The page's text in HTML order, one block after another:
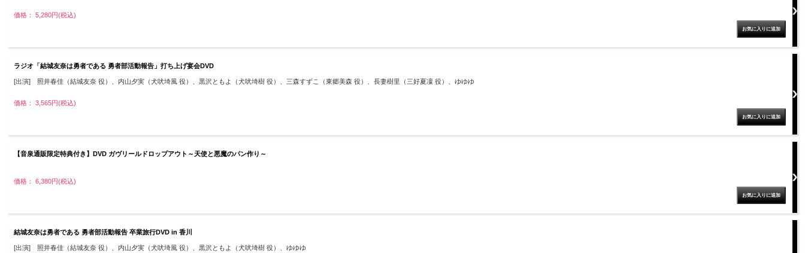
価格： 5,280円(税込)
ラジオ「結城友奈は勇者である 勇者部活動報告」打ち上げ宴会DVD
[出演] 照井春佳（結城友奈 役）、内山夕実（犬吠埼風 役）、黒沢ともよ（犬吠埼樹 役）、三森すずこ（東郷美森 役）、長妻樹里（三好夏凜 役）、ゆゆゆ
価格： 3,565円(税込)
【音泉通販限定特典付き】DVD ガヴリールドロップアウト～天使と悪魔のパン作り～
価格： 6,380円(税込)
結城友奈は勇者である 勇者部活動報告 卒業旅行DVD in 香川
[出演] 照井春佳（結城友奈 役）、内山夕実（犬吠埼風 役）、黒沢ともよ（犬吠埼樹 役）、ゆゆゆ